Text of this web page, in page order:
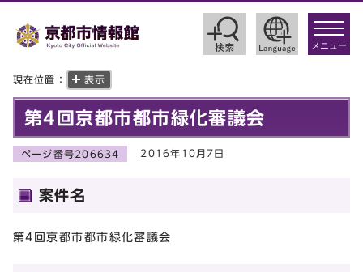
toggle
メニュー
現在位置： 表示
第4回京都市都市緑化審議会
ページ番号206634 2016年10月7日
案件名
第4回京都市都市緑化審議会